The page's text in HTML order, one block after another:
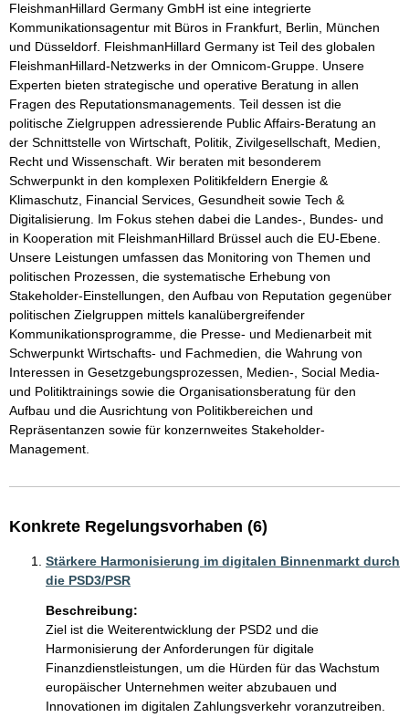
FleishmanHillard Germany GmbH ist eine integrierte
Kommunikationsagentur mit Büros in Frankfurt, Berlin, München
und Düsseldorf. FleishmanHillard Germany ist Teil des globalen
FleishmanHillard-Netzwerks in der Omnicom-Gruppe. Unsere
Experten bieten strategische und operative Beratung in allen
Fragen des Reputationsmanagements. Teil dessen ist die
politische Zielgruppen adressierende Public Affairs-Beratung an
der Schnittstelle von Wirtschaft, Politik, Zivilgesellschaft, Medien,
Recht und Wissenschaft. Wir beraten mit besonderem
Schwerpunkt in den komplexen Politikfeldern Energie &
Klimaschutz, Financial Services, Gesundheit sowie Tech &
Digitalisierung. Im Fokus stehen dabei die Landes-, Bundes- und
in Kooperation mit FleishmanHillard Brüssel auch die EU-Ebene.
Unsere Leistungen umfassen das Monitoring von Themen und
politischen Prozessen, die systematische Erhebung von
Stakeholder-Einstellungen, den Aufbau von Reputation gegenüber
politischen Zielgruppen mittels kanalübergreifender
Kommunikationsprogramme, die Presse- und Medienarbeit mit
Schwerpunkt Wirtschafts- und Fachmedien, die Wahrung von
Interessen in Gesetzgebungsprozessen, Medien-, Social Media-
und Politiktrainings sowie die Organisationsberatung für den
Aufbau und die Ausrichtung von Politikbereichen und
Repräsentanzen sowie für konzernweites Stakeholder-
Management.
Konkrete Regelungsvorhaben (6)
Stärkere Harmonisierung im digitalen Binnenmarkt durch
die PSD3/PSR
Beschreibung:
Ziel ist die Weiterentwicklung der PSD2 und die
Harmonisierung der Anforderungen für digitale
Finanzdienstleistungen, um die Hürden für das Wachstum
europäischer Unternehmen weiter abzubauen und
Innovationen im digitalen Zahlungsverkehr voranzutreiben.